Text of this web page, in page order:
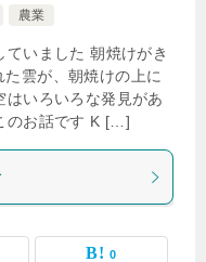
農業
いました 朝焼けがき
雲が、朝焼けの上に
いろいろな発見があ
のお話です K […]
0